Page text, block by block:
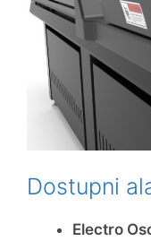
Dostupni
Electro